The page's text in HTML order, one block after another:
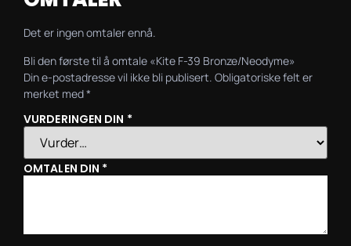
Det er ingen omtaler ennå.
Bli den første til å omtale «Kite F-39 Bronze/Neodyme»
Din e-postadresse vil ikke bli publisert. Obligatoriske felt er
merket med*
VURDERINGEN DIN *
OMTALEN DIN *